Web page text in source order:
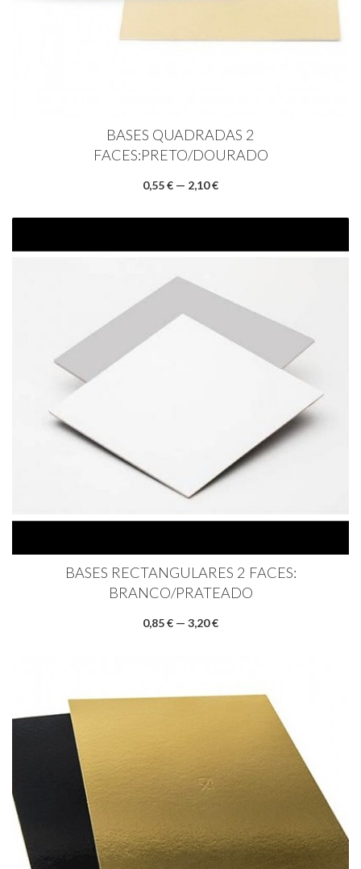
BASES QUADRADAS 2
FACES:PRETO/DOURADO
0,55 € — 2,10 €
BASES RECTANGULARES 2 FACES:
BRANCO/PRATEADO
0,85 € — 3,20 €